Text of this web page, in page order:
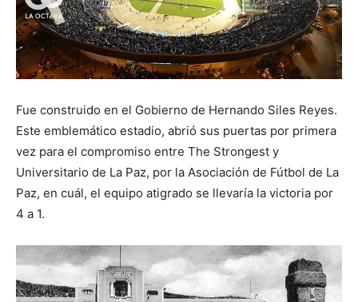
Fue construido en el Gobierno de Hernando Siles Reyes.
Este emblemático estadio, abrió sus puertas por primera
vez para el compromiso entre The Strongest y
Universitario de La Paz, por la Asociación de Fútbol de La
Paz, en cuál, el equipo atigrado se llevaría la victoria por
4 a 1.